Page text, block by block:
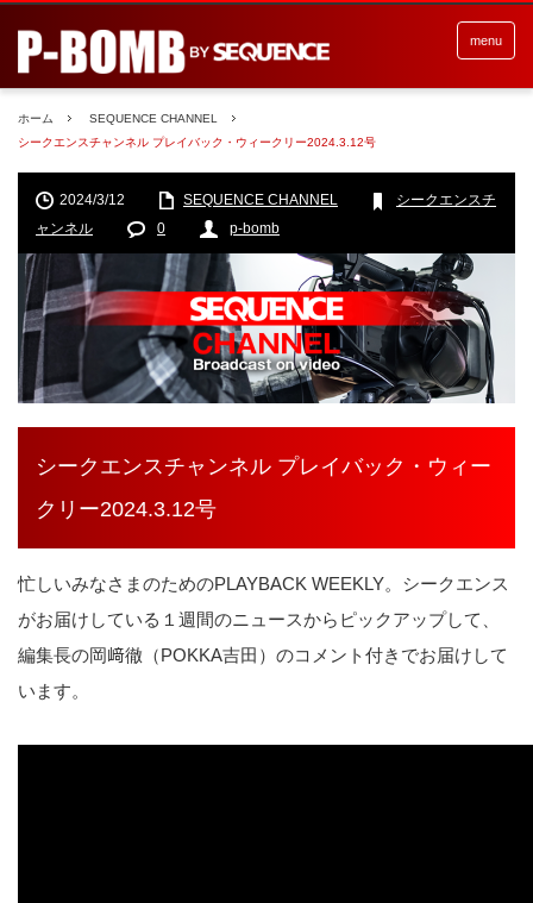
menu
ホーム
SEQUENCE CHANNEL
シークエンスチャンネル プレイバック・ウィークリー2024.3.12号
2024/3/12 SEQUENCE CHANNEL
シークエンスチ
ャンネル
0 p-bomb
シークエンスチャンネル プレイバック・ウィー
クリー2024.3.12号
忙しいみなさまのためのPLAYBACK WEEKLY。シークエンス
がお届けしている１週間のニュースからピックアップして、
編集長の岡﨑徹（POKKA吉田）のコメント付きでお届けして
います。